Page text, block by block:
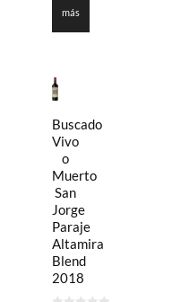
más
Buscado
Vivo
o
Muerto
San
Jorge
Paraje
Altamira
Blend
2018